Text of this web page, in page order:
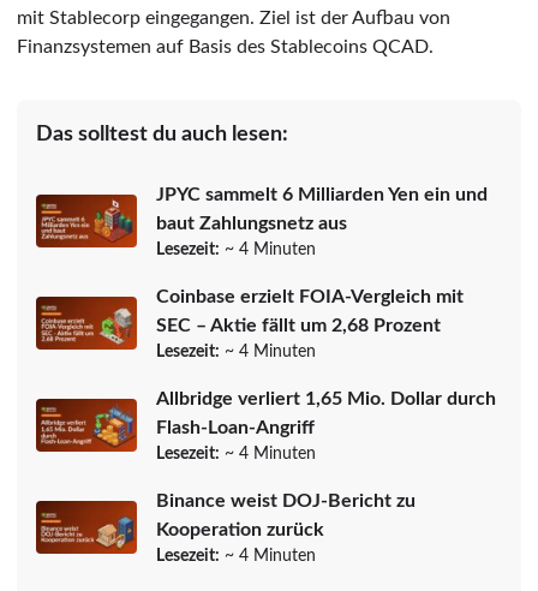
mit Stablecorp eingegangen. Ziel ist der Aufbau von
Finanzsystemen auf Basis des Stablecoins QCAD.
Das solltest du auch lesen:
JPYC sammelt 6 Milliarden Yen ein und
baut Zahlungsnetz aus
Lesezeit: ~ 4 Minuten
Coinbase erzielt FOIA-Vergleich mit
SEC – Aktie fällt um 2,68 Prozent
Lesezeit: ~ 4 Minuten
Allbridge verliert 1,65 Mio. Dollar durch
Flash-Loan-Angriff
Lesezeit: ~ 4 Minuten
Binance weist DOJ-Bericht zu
Kooperation zurück
Lesezeit: ~ 4 Minuten